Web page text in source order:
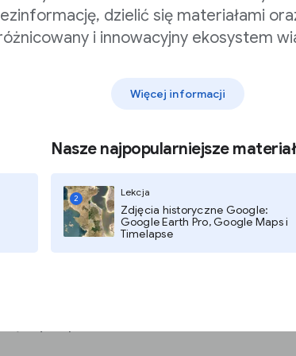
dzielić się materiałami
i innowacyjny ekosystem
Więcej informacji
Nasze najpopularniejsze
2
Lekcja
Zdjęcia historyczne Google:
Google Earth Pro, Google Maps i
Timelapse
poczucie
zaufania,
lub przez inne
pól: